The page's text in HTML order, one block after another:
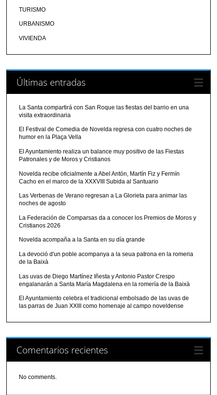
TURISMO
URBANISMO
VIVIENDA
Últimas entradas
La Santa compartirá con San Roque las fiestas del barrio en una
visita extraordinaria
El Festival de Comedia de Novelda regresa con cuatro noches de
humor en la Plaça Vella
El Ayuntamiento realiza un balance muy positivo de las Fiestas
Patronales y de Moros y Cristianos
Novelda recibe oficialmente a Abel Antón, Martín Fiz y Fermín
Cacho en el marco de la XXXVIII Subida al Santuario
Las Verbenas de Verano regresan a La Glorieta para animar las
noches de agosto
La Federación de Comparsas da a conocer los Premios de Moros y
Cristianos 2026
Novelda acompaña a la Santa en su día grande
La devoció d'un poble acompanya a la seua patrona en la romeria
de la Baixà
Las uvas de Diego Martínez Iñesta y Antonio Pastor Crespo
engalanarán a Santa María Magdalena en la romería de la Baixà
El Ayuntamiento celebra el tradicional embolsado de las uvas de
las parras de Juan XXIII como homenaje al campo noveldense
Comentarios recientes
No comments.